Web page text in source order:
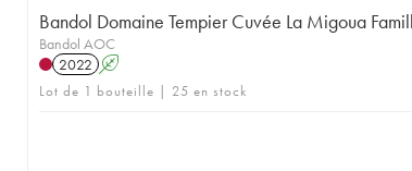
Bandol Domaine Tempier Cuvée La Migoua
Bandol AOC
2022 A
Lot de 1 bouteille | 25 en stock